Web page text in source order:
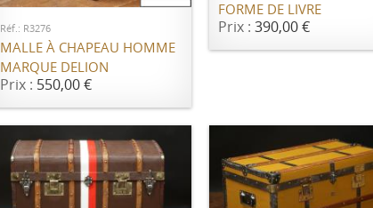
Réf.: R3276
MALLE À CHAPEAU HOMME
MARQUE DELION
Prix : 550,00 €
FORME DE LIVRE
Prix :390,00 €